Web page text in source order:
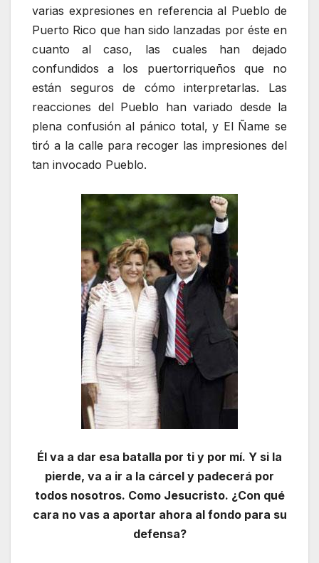
varias expresiones en referencia al Pueblo de
Puerto Rico que han sido lanzadas por éste en
cuanto al caso, las cuales han dejado
confundidos a los puertorriqueños que no
están seguros de cómo interpretarlas. Las
reacciones del Pueblo han variado desde la
plena confusión al pánico total, y El Ñame se
tiró a la calle para recoger las impresiones del
tan invocado Pueblo.
Él va a dar esa batalla por ti y por mí. Y si la
pierde, va a ir a la cárcel y padecerá por
todos nosotros. Como Jesucristo. ¿Con qué
cara no vas a aportar ahora al fondo para su
defensa?